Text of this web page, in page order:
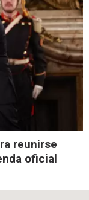
reunirse
oficial